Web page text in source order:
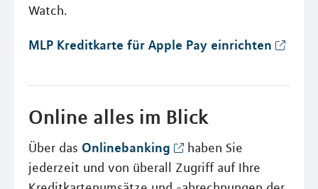
Watch.
MLP Kreditkarte für Apple Pay einrichten
Online alles im Blick
Über das Onlinebanking
haben Sie
jederzeit und von überall Zugriff auf Ihre